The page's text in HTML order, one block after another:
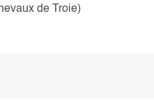
de Troie)